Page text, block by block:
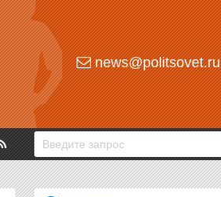
news@politsovet.ru